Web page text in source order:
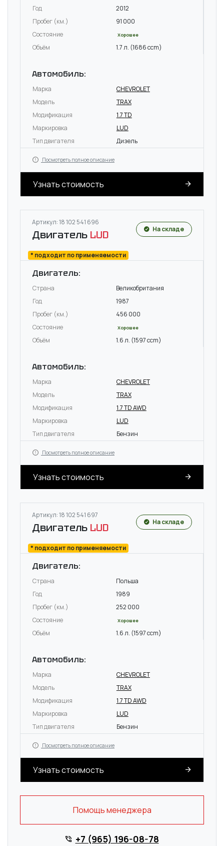
Год
2012
Пробег (км.)
91 000
Состояние
Хорошее
Объём 1.7 л. (1686 ccm)
Автомобиль:
Марка
CHEVROLET
Модель
TRAX
Модификация
1.7 TD
Маркировка
LUD
Тип двигателя
Дизель
Посмотреть полное описание
Узнать стоимость
Артикул: 18 102 541 696
Двигатель LUD
* подходит по применяемости
На складе
Двигатель:
Страна
Великобритания
Год
1987
Пробег (км.)
456 000
Состояние
Хорошее
Объём 1.6 л. (1597 ccm)
Автомобиль:
Марка
CHEVROLET
Модель
TRAX
Модификация
1.7 TD AWD
Маркировка
LUD
Тип двигателя
Бензин
Посмотреть полное описание
Узнать стоимость
Артикул: 18 102 541 697
Двигатель LUD
* подходит по применяемости
На складе
Двигатель:
Страна
Польша
Год
1989
Пробег (км.)
252 000
Состояние
Хорошее
Объём 1.6 л. (1597 ccm)
Автомобиль:
Марка
CHEVROLET
Модель
TRAX
Модификация
1.7 TD AWD
Маркировка
LUD
Тип двигателя
Бензин
Посмотреть полное описание
Узнать стоимость
Помощь менеджера
+7 (965) 196-08-78